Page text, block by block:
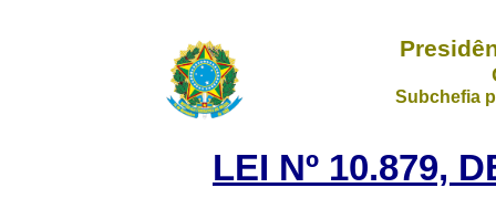
Subchefia
LEI Nº 10.879,